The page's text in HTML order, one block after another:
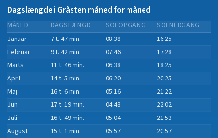
Dagslængde i Gråsten måned for måned
MÅNED DAGSLÆNGDE SOLOPGANG
SOLNEDGANG
Januar
7 t. 47 min. 08:38
16:25
Februar
9 t. 42 min. 07:46
17:28
Marts
11 t. 46 min. 06:38
18:25
April
14 t. 5 min. 06:20
20:25
Maj
16 t. 6 min. 05:16
21:22
Juni
17 t. 19 min. 04:43
22:02
Juli
16 t. 49 min. 05:04
21:53
August
15 t. 1 min. 05:57
20:57